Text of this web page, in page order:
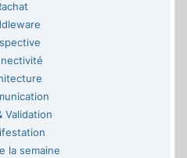
Validation
la semaine